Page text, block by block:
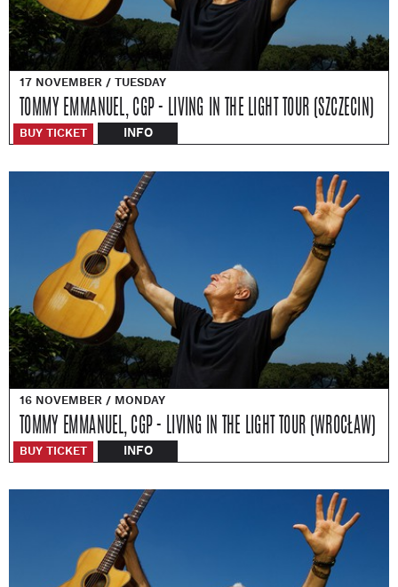
17 NOVEMBER / TUESDAY
TOMMY EMMANUEL, CGP - LIVING IN THE LIGHT TOUR (SZCZECIN)
BUY TICKET INFO
16 NOVEMBER / MONDAY
TOMMY EMMANUEL, CGP - LIVING IN THE LIGHT TOUR (WROCŁAW)
BUY TICKET INFO